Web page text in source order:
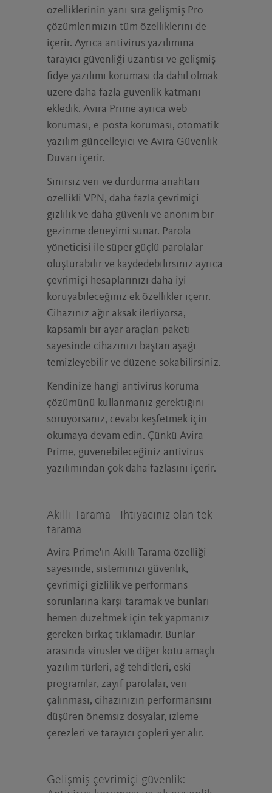
özelliklerinin yanı sıra gelişmiş Pro
çözümlerimizin tüm özelliklerini de
içerir. Ayrıca antivirüs yazılımına
tarayıcı güvenliği uzantısı ve gelişmiş
fidye yazılımı koruması da dahil olmak
üzere daha fazla güvenlik katmanı
ekledik. Avira Prime ayrıca web
koruması, e-posta koruması, otomatik
yazılım güncelleyici ve Avira Güvenlik
Duvarı içerir.
Sınırsız veri ve durdurma anahtarı
özellikli VPN, daha fazla çevrimiçi
gizlilik ve daha güvenli ve anonim bir
gezinme deneyimi sunar. Parola
yöneticisi ile süper güçlü parolalar
oluşturabilir ve kaydedebilirsiniz ayrıca
çevrimiçi hesaplarınızı daha iyi
koruyabileceğiniz ek özellikler içerir.
Cihazınız ağır aksak ilerliyorsa,
kapsamlı bir ayar araçları paketi
sayesinde cihazınızı baştan aşağı
temizleyebilir ve düzene sokabilirsiniz.
Kendinize hangi antivirüs koruma
çözümünü kullanmanız gerektiğini
soruyorsanız, cevabı keşfetmek için
okumaya devam edin. Çünkü Avira
Prime, güvenebileceğiniz antivirüs
yazılımından çok daha fazlasını içerir.
Akıllı Tarama - İhtiyacınız olan tek
tarama
Avira Prime'ın Akıllı Tarama özelliği
sayesinde, sisteminizi güvenlik,
çevrimiçi gizlilik ve performans
sorunlarına karşı taramak ve bunları
hemen düzeltmek için tek yapmanız
gereken birkaç tıklamadır. Bunlar
arasında virüsler ve diğer kötü amaçlı
yazılım türleri, ağ tehditleri, eski
programlar, zayıf parolalar, veri
çalınması, cihazınızın performansını
düşüren önemsiz dosyalar, izleme
çerezleri ve tarayıcı çöpleri yer alır.
Gelişmiş çevrimiçi güvenlik: